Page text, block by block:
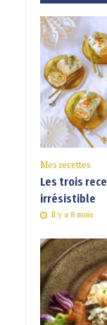
Mes recettes
Les trois
irrésistible
Il y a 8 mois